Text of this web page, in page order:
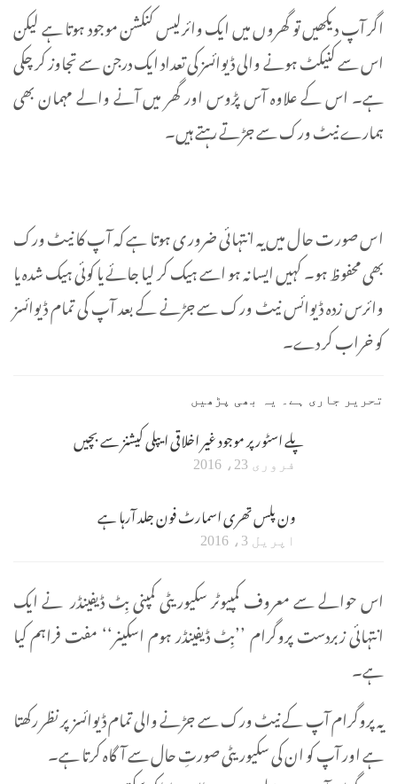
اگر آپ دیکھیں تو گھروں میں ایک وائرلیس کنکشن موجود ہوتا ہے لیکن
اس سے کنیکٹ ہونے والی ڈیوائسز کی تعداد ایک درجن سے تجاوز کر چکی
ہے۔ اس کے علاوہ آس پڑوس اور گھر میں آنے والے مہمان بھی
ہمارے نیٹ ورک سے جڑتے رہتے ہیں۔
اس صورت حال میں یہ انتہائی ضروری ہوتا ہے کہ آپ کا نیٹ ورک
بھی محفوظ ہو۔ کہیں ایسا نہ ہو اسے ہیک کر لیا جائے یا کوئی ہیک شدہ یا
وائرس زدہ ڈیوائس نیٹ ورک سے جڑنے کے بعد آپ کی تمام ڈیوائسز
کو خراب کر دے۔
تحریر جاری ہے۔ یہ بھی پڑھیں
پلے اسٹور پر موجود غیر اخلاقی ایپلی کیشنز سے بچیں
فروری 23، 2016
ون پلس تھری اسمارٹ فون جلد آرہا ہے
اپریل 3، 2016
اس حوالے سے معروف کمپیوٹر سکیوریٹی کمپنی بِٹ ڈیفینڈر نے ایک
انتہائی زبردست پروگرام ’’بِٹ ڈیفینڈر ہوم اسکینر‘‘ مفت فراہم کیا
ہے۔
یہ پروگرام آپ کے نیٹ ورک سے جڑنے والی تمام ڈیوائسز پر نظر رکھتا
ہے اور آپ کو ان کی سکیوریٹی صورتِ حال سے آگاہ کرتا ہے۔